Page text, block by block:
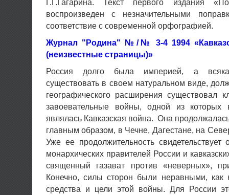
Г.Г.Гагарина. Текст первого издания
воспроизведен с незначительными
соответствие с современной орфографией.
Журнал "Родина" №/№ 3-4 1994
(неизвестные страницы)»
Россия долго была империей, а
существовать в своем натуральном виде,
географического расширения существовал
завоевательные войны, одной из
являлась Кавказская война. Она
главным образом, в Чечне, Дагестане, на
Уже ее продолжительность свидетельствует
монархических правителей России и
священный газават против «неверных»,
Конечно, силы сторон были неравными, как
средства и цели этой войны. Для России